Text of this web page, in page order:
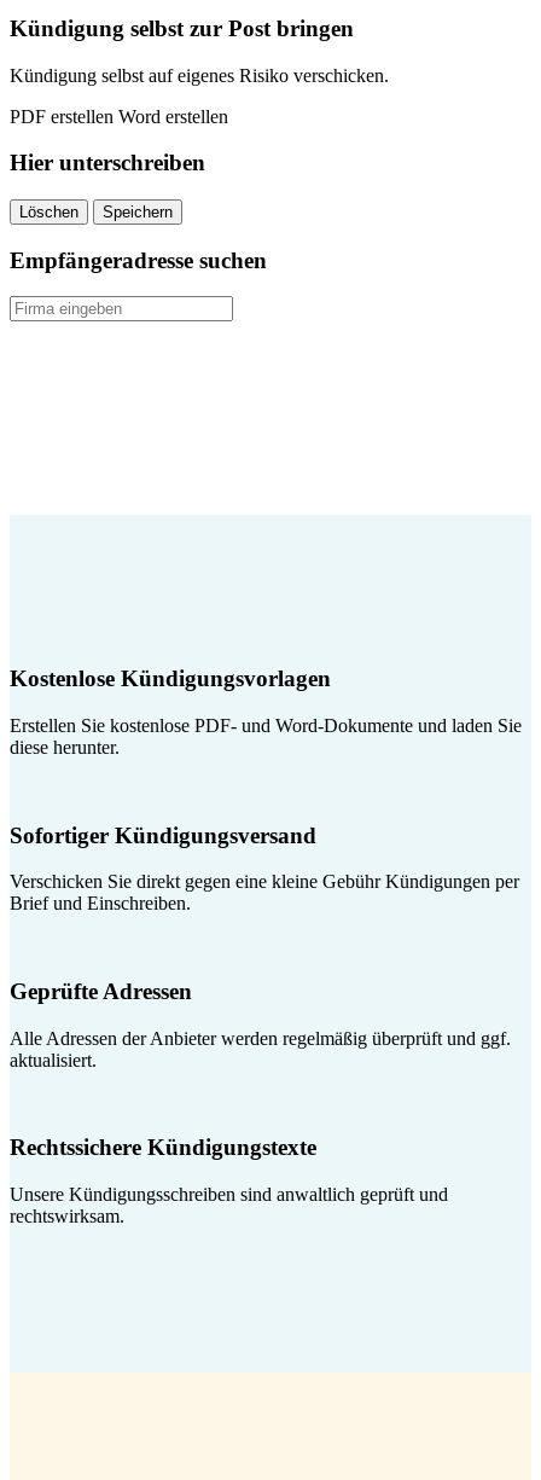
quantity
Kündigung selbst zur Post bringen
Kündigung selbst auf eigenes Risiko verschicken.
PDF erstellen Word erstellen
Hier unterschreiben
Löschen Speichern
Empfängeradresse suchen
Kostenlose Kündigungsvorlagen
Erstellen Sie kostenlose PDF- und Word-Dokumente und laden Sie
diese herunter.
Sofortiger Kündigungsversand
Verschicken Sie direkt gegen eine kleine Gebühr Kündigungen per
Brief und Einschreiben.
Geprüfte Adressen
Alle Adressen der Anbieter werden regelmäßig überprüft und ggf.
aktualisiert.
Rechtssichere Kündigungstexte
Unsere Kündigungsschreiben sind anwaltlich geprüft und
rechtswirksam.